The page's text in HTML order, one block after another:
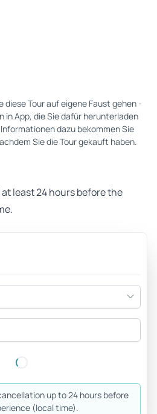
diese Tour auf eigene Faust gehen -
in App, die Sie dafür herunterladen
dazu bekommen Sie
Sie die Tour gekauft haben.
least 24 hours before the
up to 24 hours before
(local time).